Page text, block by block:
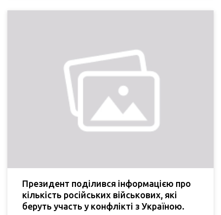
Президент поділився інформацією про
кількість російських військових, які
беруть участь у конфлікті з Україною.